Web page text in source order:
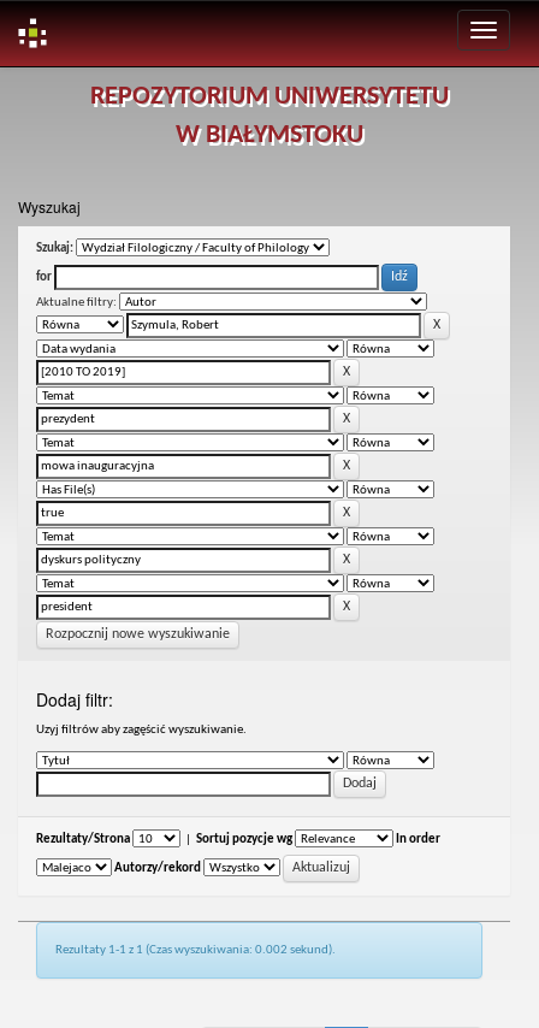
REPOZYTORIUM UNIWERSYTETU
W BIAŁYMSTOKU
Wyszukaj
Szukaj:
for
Aktualne filtry:
Rozpocznij nowe wyszukiwanie
Dodaj filtr:
Uzyj filtrów aby zagęścić wyszukiwanie.
Rezultaty/Strona Sortuj pozycje wg In order
Autorzy/rekord
Rezultaty 1-1 z 1 (Czas wyszukiwania: 0.002 sekund).